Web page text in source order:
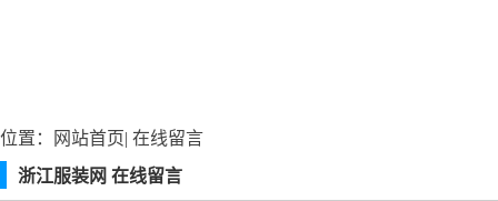
位置： 网站首页| 在线留言
浙江服装网 在线留言